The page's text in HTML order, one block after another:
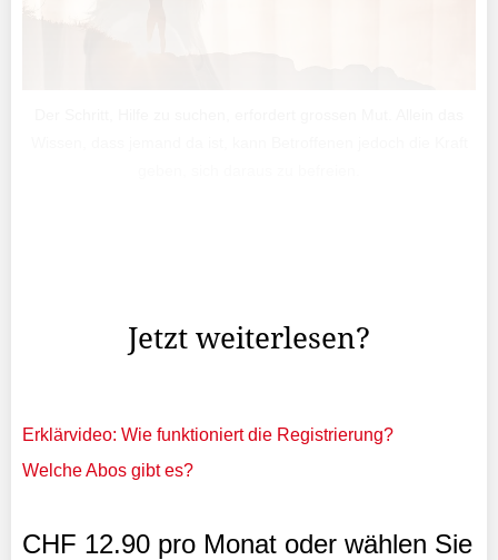
Jetzt weiterlesen?
Erklärvideo: Wie funktioniert die Registrierung?
Welche Abos gibt es?
CHF 12.90 pro Monat oder wählen Sie